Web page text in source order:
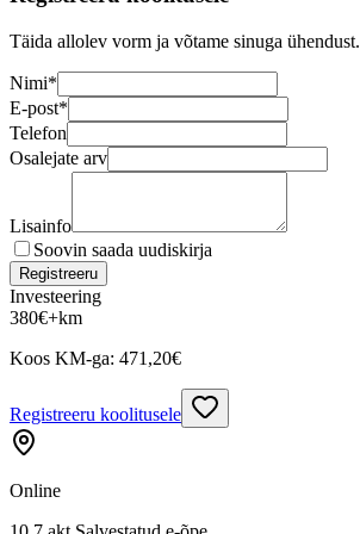
Täida allolev vorm ja võtame sinuga ühendust.
Nimi*
E-post*
Telefon
Osalejate arv
Lisainfo
Soovin saada uudiskirja
Registreeru
Investeering
380€+km
Koos KM-ga: 471,20€
Registreeru koolitusele
Online